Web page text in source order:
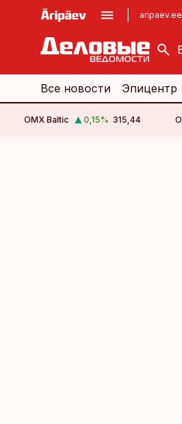
aripaev.ee
kinnisvarauudised.ee
logistikauudised.ee
Все новости Эпицентр
OMX Baltic 0,15% 315,44